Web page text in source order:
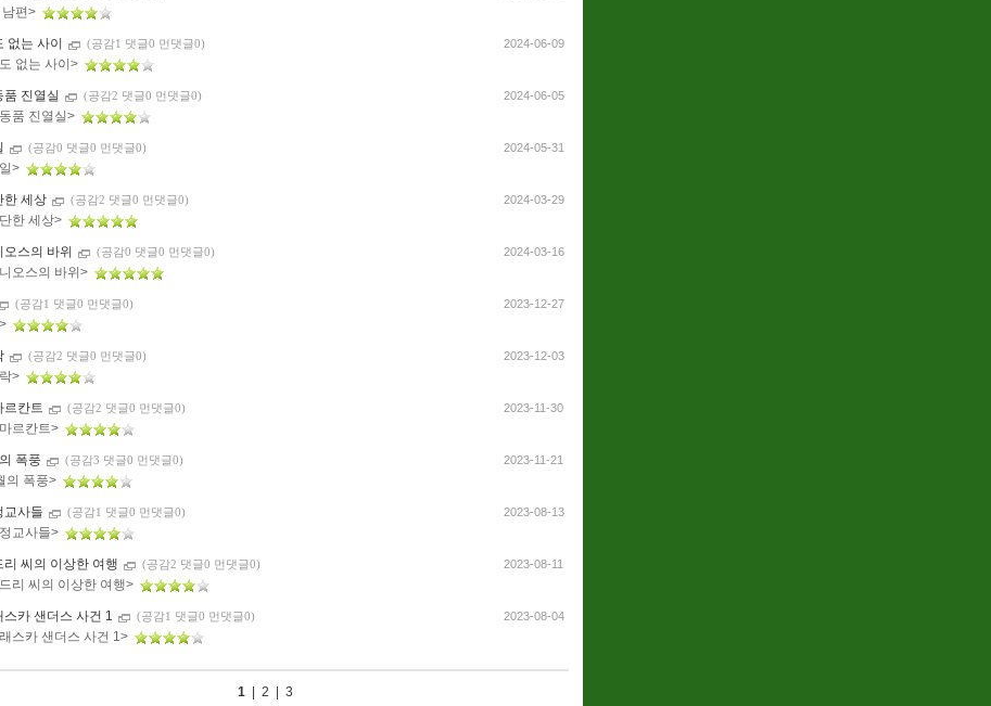
편>
없는 사이 (공감1 댓글0 먼댓글0)
없는 사이>
2024-06-09
품 진열실 (공감2 댓글0 먼댓글0)
품 진열실>
2024-06-05
(공감0 댓글0 먼댓글0)
>
2024-05-31
한 세상 (공감2 댓글0 먼댓글0)
한 세상>
2024-03-29
오스의 바위 (공감0 댓글0 먼댓글0)
오스의 바위>
2024-03-16
(공감1 댓글0 먼댓글0) 2023-12-27
(공감2 댓글0 먼댓글0)
>
2023-12-03
르칸트 (공감2 댓글0 먼댓글0)
르칸트>
2023-11-30
폭풍 (공감3 댓글0 먼댓글0)
의 폭풍>
2023-11-21
교사들 (공감1 댓글0 먼댓글0)
교사들>
2023-08-13
리 씨의 이상한 여행 (공감2 댓글0 먼댓글0)
리 씨의 이상한 여행>
2023-08-11
스카 샌더스 사건 1 (공감1 댓글0 먼댓글0)
스카 샌더스 사건 1>
2023-08-04
1| 2 3